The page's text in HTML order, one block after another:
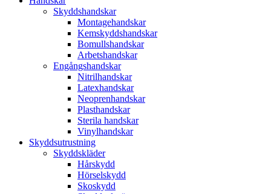
Skyddshandskar
Montagehandskar
Kemskyddshandskar
Bomullshandskar
Arbetshandskar
Engångshandskar
Nitrilhandskar
Latexhandskar
Neoprenhandskar
Plasthandskar
Sterila handskar
Vinylhandskar
Skyddsutrustning
Skyddskläder
Hårskydd
Hörselskydd
Skoskydd